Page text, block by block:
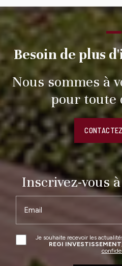
Besoin de plus
Nous sommes à
pour toute
Inscrivez-vous
Email
Je souhaite recevoir les
REGI INVESTISSEMENT